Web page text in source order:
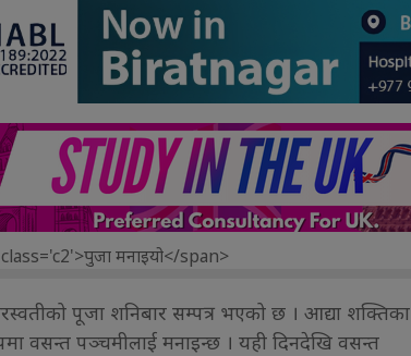
सरस्वतीको पूजा शनिबार सम्पत्र भएको छ । आद्या शक्तिका
वसन्त पञ्चमीलाई मनाइन्छ । यही दिनदेखि वसन्त